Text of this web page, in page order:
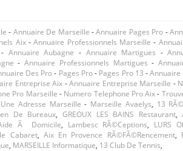
- Annuaire De Marseille -Annuaire Pages Pro -
Aix -Annuaire Professionnels Marseille -
- Annuaire Aubagne - Annuaire Martigues -
-Annuaire Professionnels Martigues -
Des Pro- Pages Pro- Pages Pro 13 -Annuaire
Entreprise Aix -Annuaire Entreprise Marseille -
Pro Marseille - Numero Telephone Pro Aix-
Adresse Marseille - Marseille Avaelys, 13
De Bureaux, GREOUX LES BAINS Restaurant,
Ã Domicile, Lambesc RÃ©ceptions, LURS
Cabaret, Aix En Provence RÃ©fÃ©rencement,
, MARSEILLE Informatique, 13 Club De Tennis,